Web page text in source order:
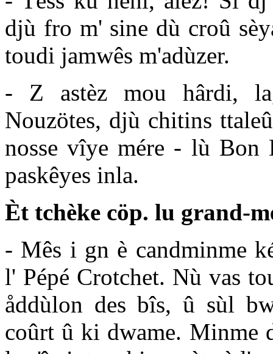
djù fro m' sine dù croû
toudi jamwês m'adùzer.
- Z astèz mou hârdi,
Nouzötes, djù chitins
nosse vîye mére - lù Bon
paskêyes inla.
Èt tchèke cöp. lu grand-
- Mês i gn è candminme
l' Pépé Crotchet. Nù vas
åddùlon des bîs, û sùl
coûrt û ki dwame. Minme